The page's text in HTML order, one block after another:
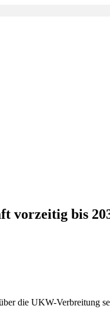
vorzeitig bis
die UKW-Verbreitung